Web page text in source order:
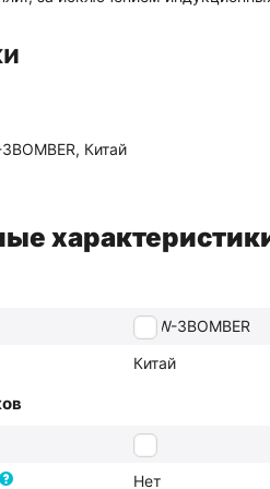
Китай
MHW-3BOMBER
Китай
Нет